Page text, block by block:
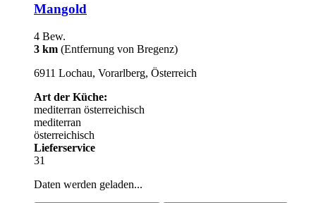
Mangold
4 Bew.
3 km (Entfernung von Bregenz)
6911 Lochau, Vorarlberg, Österreich
Art der Küche:
mediterran österreichisch
mediterran
österreichisch
Lieferservice
31
Daten werden geladen...